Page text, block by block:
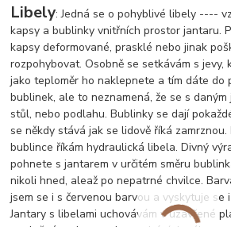
Libely: Jedná se o pohyblivé libely ----
kapsy a bublinky vnitřních prostor jantaru.
kapsy deformované, prasklé nebo jinak
rozpohybovat. Osobně se setkávám s jevy,
jako teploměr ho naklepnete a tím dáte do
bublinek, ale to neznamená, že se s
stůl, nebo podlahu. Bublinky se dají
se někdy stává jak se lidově říká
bublince říkám hydraulická libela. Divný
pohnete s jantarem v určitém směru
nikoli hned, aleaž po nepatrné chvilce.
jsem se i s červenou barvou a vyskytuje se
Jantary s libelami uchovávám v uzavřené